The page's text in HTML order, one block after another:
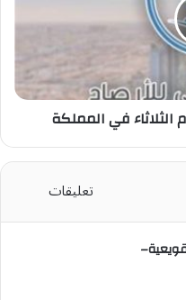
في المملكة
تعليقات